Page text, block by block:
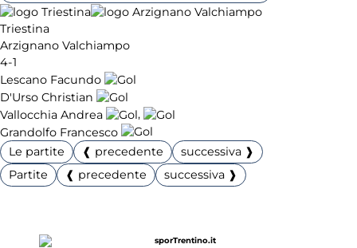
Triestina
Arzignano Valchiampo
4-1
Lescano Facundo
D'Urso Christian
Vallocchia Andrea
,
Grandolfo Francesco
Le partite
❰ precedente
successiva ❱
Partite
❰ precedente successiva ❱